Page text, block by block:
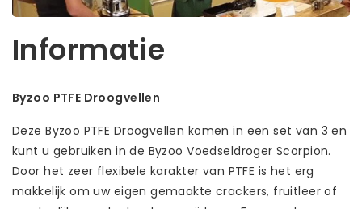
Informatie
Byzoo PTFE Droogvellen
Deze Byzoo PTFE Droogvellen komen in een set van 3 en
kunt u gebruiken in de Byzoo Voedseldroger Scorpion.
Door het zeer flexibele karakter van PTFE is het erg
makkelijk om uw eigen gemaakte crackers, fruitleer of